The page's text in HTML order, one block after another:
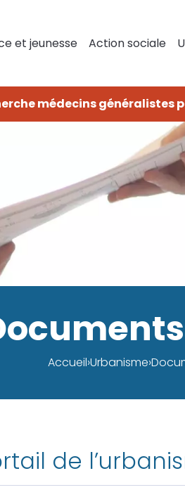
et jeunesse Action sociale
médecins généralistes
Accueil Urbanisme
de